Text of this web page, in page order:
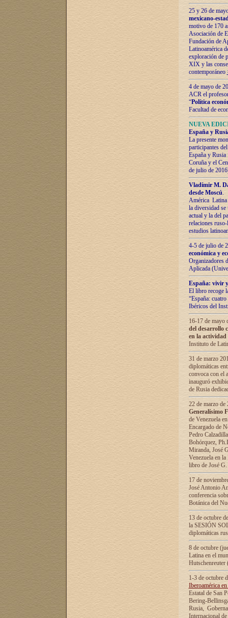
25 y 26 de
mexicano-
motivo de 170
Asociación de
Fundación de
Latinoamérica
exploración de
XIX y las
contemporáneo
4 de mayo de
ACR el
“Política
Facultad de
NUEVA
España y
La presente
participantes
España y
Coruña y el
de julio de
Vladímir М.
desde Moscú.
América Latina
la diversidad
actual у lа del
relaciones
estudios
4-5 de julio de
económica y
Organizadores
Aplicada
España: vivir
El libro recoge
“España:
Ibéricos del
16-17 de mayo
del desarrollo
en la
Instituto de
31 de marzo
diplomáticas
convoca con el
inauguró
de Rusia
22 de marzo
Generalísimo
de Venezuela
Encargado de
Pedro
Bohórquez,
Miranda, José
Venezuela en
libro de José
17 de
José Antonio
conferencia
Botánica del
13 de octubre
la SESIÓN
diplomáticas
8 de octubre
Latina en el
1-3 de octubre
Iberoamérica
Estatal de San
Bering-
Rusia,
Internacional